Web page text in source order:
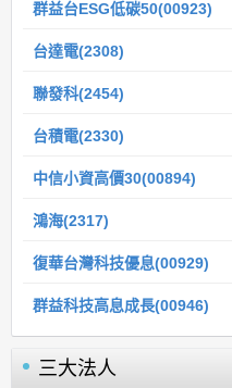
群益台ESG低碳50(00923)
台達電(2308)
聯發科(2454)
台積電(2330)
中信小資高價30(00894)
鴻海(2317)
復華台灣科技優息(00929)
群益科技高息成長(00946)
三大法人